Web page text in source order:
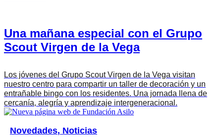
Una mañana especial con el Grupo
Scout Virgen de la Vega
Los jóvenes del Grupo Scout Virgen de la Vega visitan
nuestro centro para compartir un taller de decoración y un
entrañable bingo con los residentes. Una jornada llena de
cercanía, alegría y aprendizaje intergeneracional.
Novedades, Noticias